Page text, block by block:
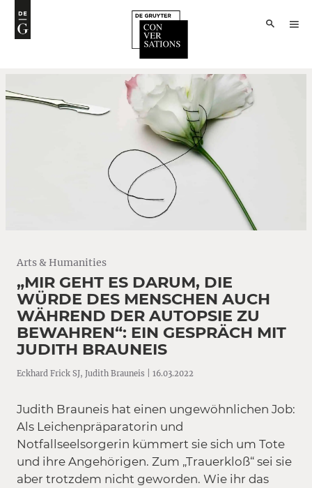
Arts & Humanities
„MIR GEHT ES DARUM, DIE
WÜRDE DES MENSCHEN AUCH
WÄHREND DER AUTOPSIE ZU
BEWAHREN“: EIN GESPRÄCH MIT
JUDITH BRAUNEIS
Eckhard Frick SJ, Judith Brauneis | 16.03.2022
Judith Brauneis hat einen ungewöhnlichen Job:
Als Leichenpräparatorin und
Notfallseelsorgerin kümmert sie sich um Tote
und ihre Angehörigen. Zum „Trauerkloß“ sei sie
aber trotzdem nicht geworden. Wie ihr das